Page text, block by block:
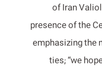
of Iran
presence of the
emphasizing the
ties; “we